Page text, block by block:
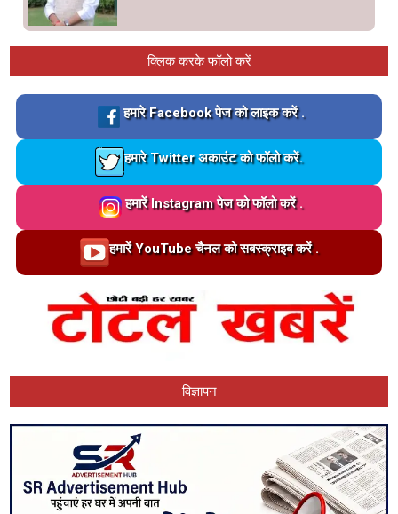
क्लिक करके फॉलो करें
Loading…
हमारे Facebook पेज को लाइक करें .
Loading…
हमारे Twitter अकाउंट को फॉलो करें.
Loading…
हमारें Instagram पेज को फॉलो करें .
Loading…
हमारें YouTube चैनल को सबस्क्राइब करें .
विज्ञापन